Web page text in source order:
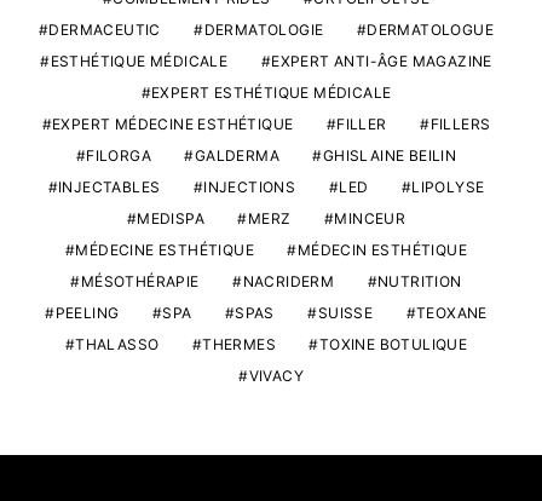
DERMACEUTIC
DERMATOLOGIE
DERMATOLOGUE
ESTHÉTIQUE MÉDICALE
EXPERT ANTI-ÂGE MAGAZINE
EXPERT ESTHÉTIQUE MÉDICALE
EXPERT MÉDECINE ESTHÉTIQUE
FILLER
FILLERS
FILORGA
GALDERMA
GHISLAINE BEILIN
INJECTABLES
INJECTIONS LED
LIPOLYSE
MEDISPA
MERZ
MINCEUR
MÉDECINE ESTHÉTIQUE
MÉDECIN ESTHÉTIQUE
MÉSOTHÉRAPIE
NACRIDERM
NUTRITION
PEELING
SPA SPAS SUISSE
TEOXANE
THALASSO
THERMES
TOXINE BOTULIQUE
VIVACY